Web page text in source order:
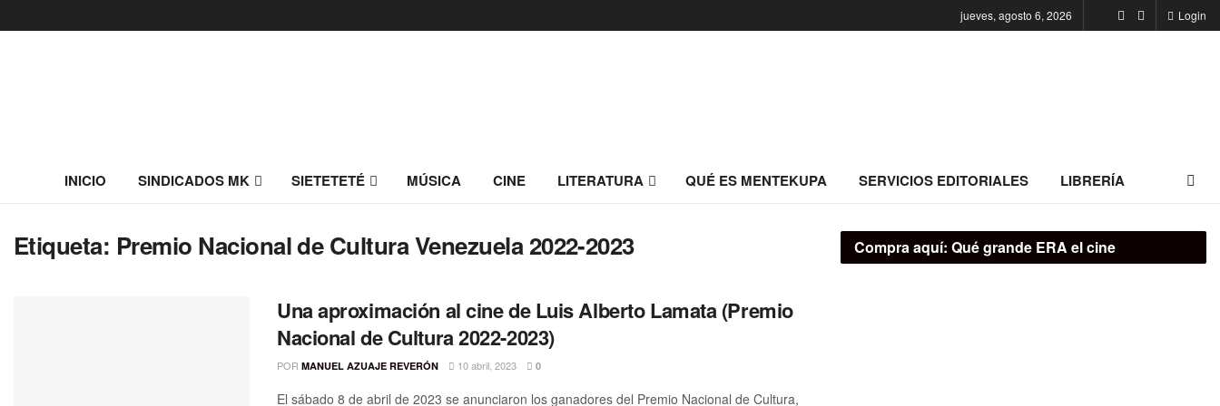
jueves, agosto 6, 2026 Login
INICIO SINDICADOS MK SIETETETÉ MÚSICA CINE LITERATURA QUÉ ES MENTEKUPA SERVICIOS EDITORIALES LIBRERÍA
Etiqueta: Premio Nacional de Cultura Venezuela 2022-2023
Una aproximación al cine de Luis Alberto Lamata (Premio
Nacional de Cultura 2022-2023)
POR MANUEL AZUAJE REVERÓN 10 abril, 2023 0
El sábado 8 de abril de 2023 se anunciaron los ganadores del Premio Nacional de Cultura,
Compra aquí: Qué grande ERA el cine